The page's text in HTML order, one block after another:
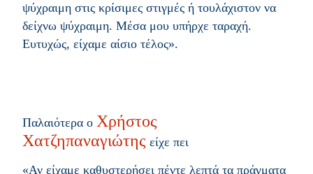
ψύχραιμη στις κρίσιμες στιγμές ή τουλάχιστον να
δείχνω ψύχραιμη. Μέσα μου υπήρχε ταραχή.
Ευτυχώς, είχαμε αίσιο τέλος».
Παλαιότερα ο Χρήστος
Χατζηπαναγιώτης είχε πει
«Αν είχαμε καθυστερήσει πέντε λεπτά τα πράγματα